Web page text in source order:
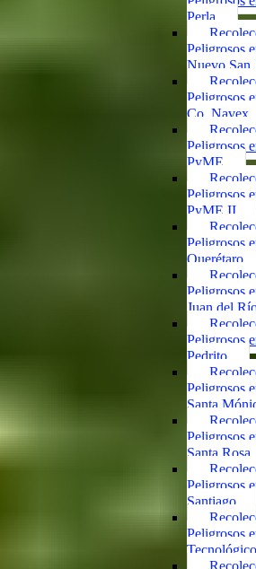
Perla
Peligrosos
Nuevo San
Peligrosos
Co. Navex
Peligrosos
PyME
Peligrosos
PyME II
Peligrosos
Querétaro
Peligrosos
Juan del
Peligrosos
Pedrito
Peligrosos
Santa
Peligrosos
Santa Rosa
Peligrosos
Santiago
Peligrosos